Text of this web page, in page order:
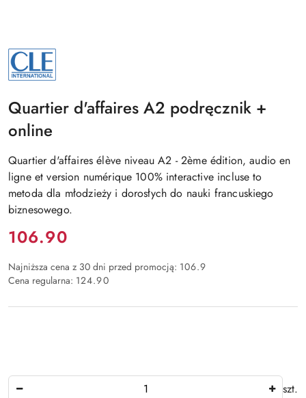
NAZWA
PRODUCENTA:
CLE
INTERNATIONAL
Quartier d'affaires A2 podręcznik +
online
Quartier d'affaires élève niveau A2 - 2ème édition, audio en
ligne et version numérique 100% interactive incluse to
metoda dla młodzieży i dorosłych do nauki francuskiego
biznesowego.
Cena:
106.90
Najniższa cena z 30 dni przed promocją: 106.9
Cena regularna: 124.90
szt.